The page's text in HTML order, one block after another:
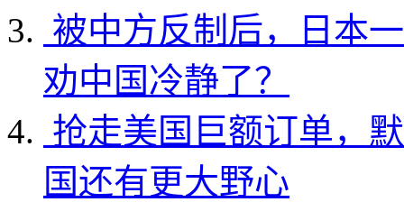
被中方反制后，日本
劝中国冷静了？
抢走美国巨额订单，
国还有更大野心